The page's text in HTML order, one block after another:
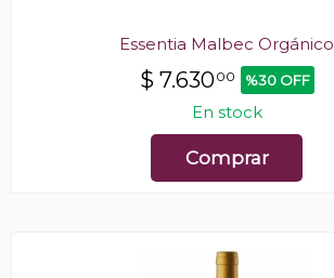
Essentia Malbec Orgánico
$ 7.63000 %30 OFF
En stock
Comprar